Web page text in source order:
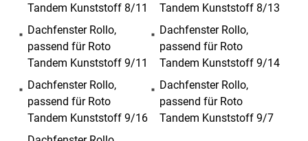
Tandem Kunststoff 8/11
Tandem Kunststoff 8/13
Dachfenster Rollo,
passend für Roto
Tandem Kunststoff 9/11
Dachfenster Rollo,
passend für Roto
Tandem Kunststoff 9/14
Dachfenster Rollo,
passend für Roto
Tandem Kunststoff 9/16
Dachfenster Rollo,
passend für Roto
Tandem Kunststoff 9/7